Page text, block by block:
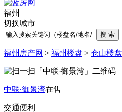
福州
切换城市
福州房产网 > 福州楼盘 > 仓山楼盘
中联·御景湾在售
交通便利